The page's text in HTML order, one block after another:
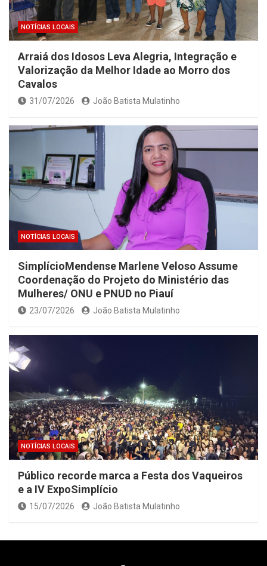
NOTÍCIAS LOCAIS
Arraiá dos Idosos Leva Alegria, Integração e
Valorização da Melhor Idade ao Morro dos
Cavalos
31/07/2026 João Batista Mulatinho
NOTÍCIAS LOCAIS
SimplícioMendense Marlene Veloso Assume
Coordenação do Projeto do Ministério das
Mulheres/ ONU e PNUD no Piauí
23/07/2026 João Batista Mulatinho
NOTÍCIAS LOCAIS
Público recorde marca a Festa dos Vaqueiros
e a IV ExpoSimplício
15/07/2026 João Batista Mulatinho